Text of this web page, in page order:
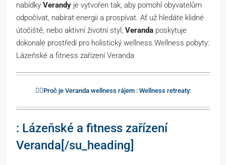
nabídky Verandy je vytvořen tak, aby pomohl obyvatelům
odpočívat, nabírat energii a prospívat. Ať už hledáte klidné
útočiště, nebo aktivní životní styl, Veranda poskytuje
dokonalé prostředí pro holistický wellness.Wellness pobyty:
Lázeňské a fitness zařízení Veranda
🧘‍♀️Proč je Veranda wellness rájem : Wellness retreaty:
: Lázeňské a fitness zařízení
Veranda[/su_heading]